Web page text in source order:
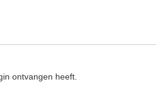
ontvangen heeft.